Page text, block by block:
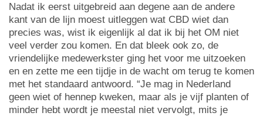
Nadat ik eerst uitgebreid aan degene aan de andere
kant van de lijn moest uitleggen wat CBD wiet dan
precies was, wist ik eigenlijk al dat ik bij het OM niet
veel verder zou komen. En dat bleek ook zo, de
vriendelijke medewerkster ging het voor me uitzoeken
en en zette me een tijdje in de wacht om terug te komen
met het standaard antwoord. “Je mag in Nederland
geen wiet of hennep kweken, maar als je vijf planten of
minder hebt wordt je meestal niet vervolgt, mits je